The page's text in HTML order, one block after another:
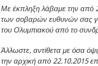
Με έκπληξη λάβαμε την από
των σοβαρών ευθυνών σας
του Ολυμπιακού από το
Άλλωστε, αντίθετα με όσα
την αρχική από 22.10.2015